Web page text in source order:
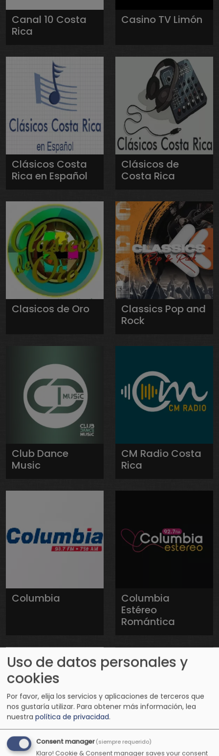
Canal 10 Costa
Rica
Casino TV Limón
Clásicos Costa
Rica en Español
Clásicos de
Costa Rica
Clasicos de Oro
Classics Pop and
Rock
Club Dance
Music
CM Radio Costa
Rica
Columbia
Columbia
Estéreo
Romántica
Uso de datos personales y
cookies
Por favor, elija los servicios y aplicaciones de terceros que
nos gustaría utilizar. Para obtener más información, lea
nuestra política de privacidad.
Consent manager(siempre requerido)
Klaro! Cookie & Consent manager saves your consent